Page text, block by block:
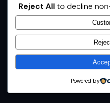
Notícies
Tots
Reject All to decline
Powered by